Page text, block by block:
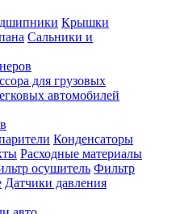
Крышки
Сальники и
для грузовых
автомобилей
Конденсаторы
Расходные материалы
осушитель Фильтр
Датчики давления